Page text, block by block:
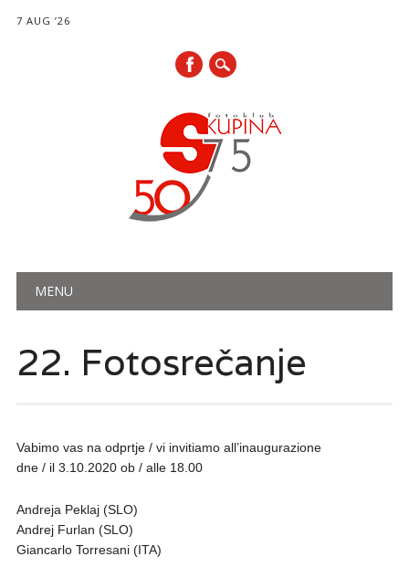
7 AUG ’26
Main menu
MENU
22. Fotosrečanje
Vabimo vas na odprtje / vi invitiamo all’inaugurazione
dne / il 3.10.2020 ob / alle 18.00
Andreja Peklaj (SLO)
Andrej Furlan (SLO)
Giancarlo Torresani (ITA)